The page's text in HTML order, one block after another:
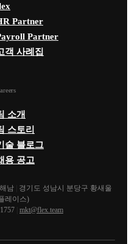
Partner
Partner
객 사례집
소개
스토리
술 블로그
용 공고
남
경기도 성남시 분당구 황새울
레이스)
mkt@flex.team